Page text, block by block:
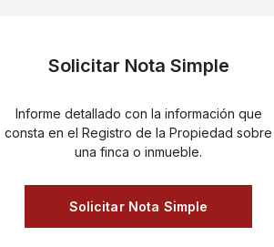
Solicitar Nota Simple
Informe detallado con la información que
consta en el Registro de la Propiedad sobre
una finca o inmueble.
Solicitar Nota Simple